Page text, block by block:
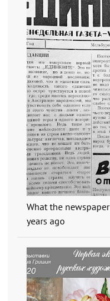
What the
years ago